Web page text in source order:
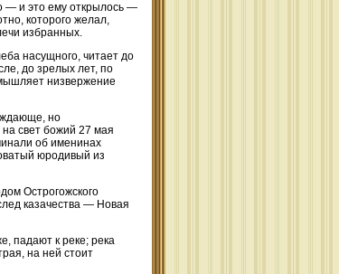
— и это ему открылось —
которого желал,
избранных.
насущного, читает до
до зрелых лет, по
низвержение
но
свет божий 27 мая
об именинах
юродивый из
Острогожского
казачества — Новая
падают к реке; река
на ней стоит